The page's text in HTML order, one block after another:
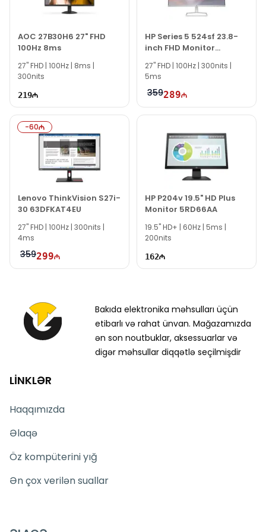
vasitəsilə bizə yaza bilərsiniz.
mütəxəssislərimiz hər gün 10:00-19:00 saatlarında
aktivdir.
HP N220 21.5" Monitor modeli ilə bağlı bütün
suallarınızı saytımızın canlı dəstək xəttində
cavablandırmağa hər daim hazırıq.
İş saatlarından kənar vaxtlarda əlaqə qurmaq üçün
email ilə qeydiyyat edə və ya WhatsApp nömrəmizə
mesaj göndərə bilərsiniz.
Bizə maraq göstərdiyiniz üçün təşəkkür edirik!
AOC 27B30H6 27" FHD
100Hz 8ms
27" FHD | 100Hz | 8ms |
300nits
219
HP Series 5 524sf 23.8-
inch FHD Monitor
94C17AA
27'' FHD | 100Hz | 300nits |
5ms
359289
-60
Lenovo ThinkVision S27i-
30 63DFKAT4EU
27" FHD | 100Hz | 300nits |
4ms
359299
HP P204v 19.5" HD Plus
Monitor 5RD66AA
19.5'' HD+ | 60Hz | 5ms |
200nits
162
Bakıda elektronika məhsulları üçün
etibarlı və rahat ünvan. Mağazamızda
ən son noutbuklar, aksessuarlar və
digər məhsullar diqqətlə seçilmişdir
LİNKLƏR
Haqqımızda
Əlaqə
Öz kompüterini yığ
Ən çox verilən suallar